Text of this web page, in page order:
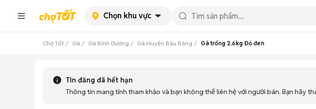
Chọn khu vực
Chợ Tốt Gà Gà Bình Dương Gà Huyện Bàu Bàng Gà trống 2.6kg Đỏ đen
Tin đăng đã hết hạn
Thông tin mang tính tham khảo và bạn không thể liên hệ với người bán. Bạn hãy